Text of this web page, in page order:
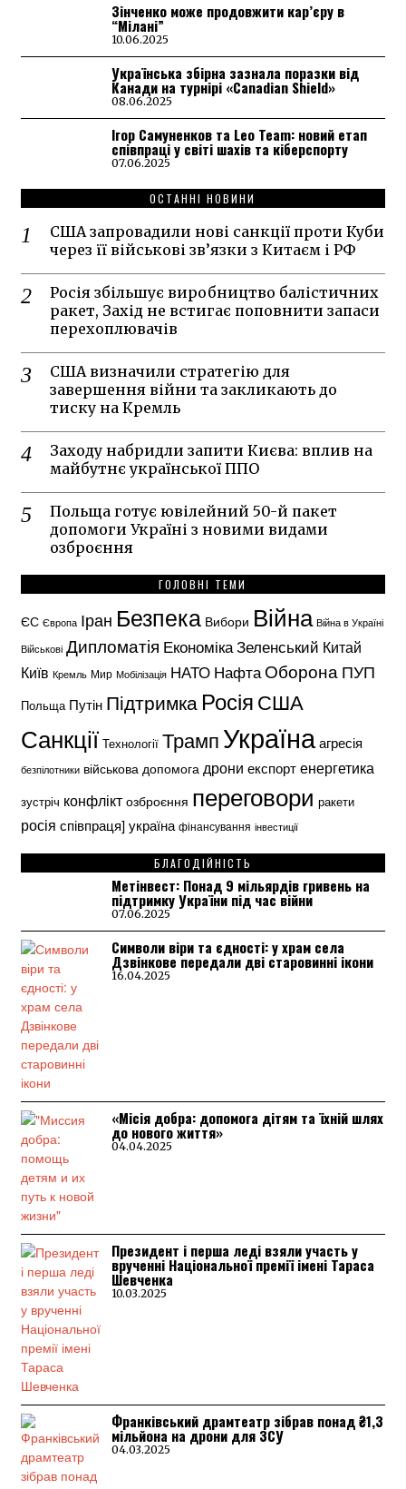
Зінченко може продовжити кар’єру в
“Мілані”
10.06.2025
Українська збірна зазнала поразки від
Канади на турнірі «Canadian Shield»
08.06.2025
Ігор Самуненков та Leo Team: новий етап
співпраці у світі шахів та кіберспорту
07.06.2025
ОСТАННІ НОВИНИ
США запровадили нові санкції проти Куби
через її військові зв’язки з Китаєм і РФ
Росія збільшує виробництво балістичних
ракет, Захід не встигає поповнити запаси
перехоплювачів
США визначили стратегію для
завершення війни та закликають до
тиску на Кремль
Заходу набридли запити Києва: вплив на
майбутнє української ППО
Польща готує ювілейний 50-й пакет
допомоги Україні з новими видами
озброєння
ГОЛОВНІ ТЕМИ
ЄС Європа Іран Безпека Вибори Війна Війна в Україні
Військові Дипломатія ЕкономікаЗеленський Китай
Київ Кремль Мир Мобілізація НАТО НафтаОборона ПУП
Польща Путін Підтримка РосіяСША
Санкції Технології ТрампУкраїнаагресія
безпілотники військова допомога дрони експорт енергетика
зустріч конфлікт озброєння переговори ракети
росія співпраця] україна фінансування інвестиції
БЛАГОДІЙНІСТЬ
Метінвест: Понад 9 мільярдів гривень на
підтримку України під час війни
07.06.2025
Символи віри та єдності: у храм села
Дзвінкове передали дві старовинні ікони
16.04.2025
«Місія добра: допомога дітям та їхній шлях
до нового життя»
04.04.2025
Президент і перша леді взяли участь у
врученні Національної премії імені Тараса
Шевченка
10.03.2025
Франківський драмтеатр зібрав понад ₴1,3
мільйона на дрони для ЗСУ
04.03.2025